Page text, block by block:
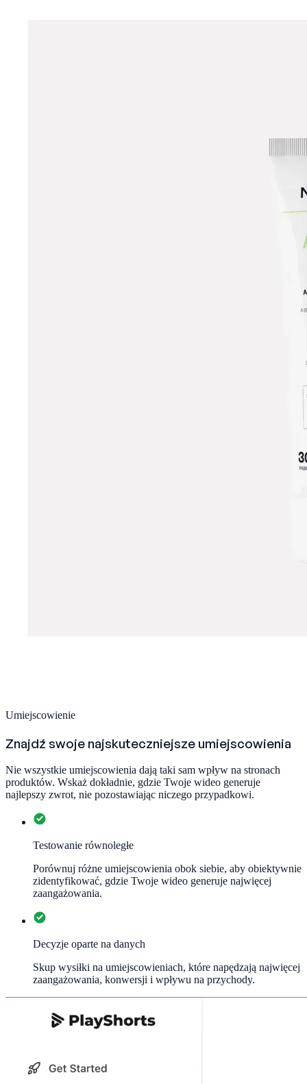
Umiejscowienie
Znajdź swoje najskuteczniejsze umiejscowienia
Nie wszystkie umiejscowienia dają taki sam wpływ na stronach
produktów. Wskaż dokładnie, gdzie Twoje wideo generuje
najlepszy zwrot, nie pozostawiając niczego przypadkowi.
Testowanie równoległe
Porównuj różne umiejscowienia obok siebie, aby obiektywnie
zidentyfikować, gdzie Twoje wideo generuje najwięcej
zaangażowania.
Decyzje oparte na danych
Skup wysiłki na umiejscowieniach, które napędzają najwięcej
zaangażowania, konwersji i wpływu na przychody.